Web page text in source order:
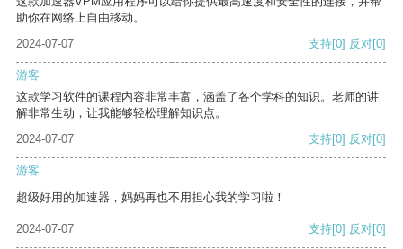
助你在网络上自由移动。
2024-07-07
支持[0] 反对[0]
游客
这款学习软件的课程内容非常丰富，涵盖了各个学科的知识。老师的讲
解非常生动，让我能够轻松理解知识点。
2024-07-07
支持[0] 反对[0]
游客
超级好用的加速器，妈妈再也不用担心我的学习啦！
2024-07-07 支持[0] 反对[0]